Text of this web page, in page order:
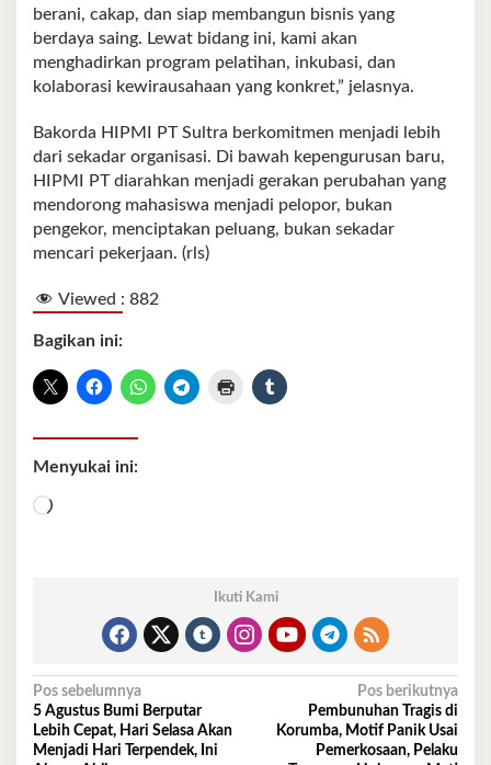
berani, cakap, dan siap membangun bisnis yang
berdaya saing. Lewat bidang ini, kami akan
menghadirkan program pelatihan, inkubasi, dan
kolaborasi kewirausahaan yang konkret,” jelasnya.
Bakorda HIPMI PT Sultra berkomitmen menjadi lebih
dari sekadar organisasi. Di bawah kepengurusan baru,
HIPMI PT diarahkan menjadi gerakan perubahan yang
mendorong mahasiswa menjadi pelopor, bukan
pengekor, menciptakan peluang, bukan sekadar
mencari pekerjaan. (rls)
Viewed : 882
Bagikan ini:
Menyukai ini:
Memuat...
Ikuti Kami
Navigasi
pos
Pos sebelumnya
5 Agustus Bumi Berputar
Lebih Cepat, Hari Selasa Akan
Menjadi Hari Terpendek, Ini
Pos berikutnya
Pembunuhan Tragis di
Korumba, Motif Panik Usai
Pemerkosaan, Pelaku